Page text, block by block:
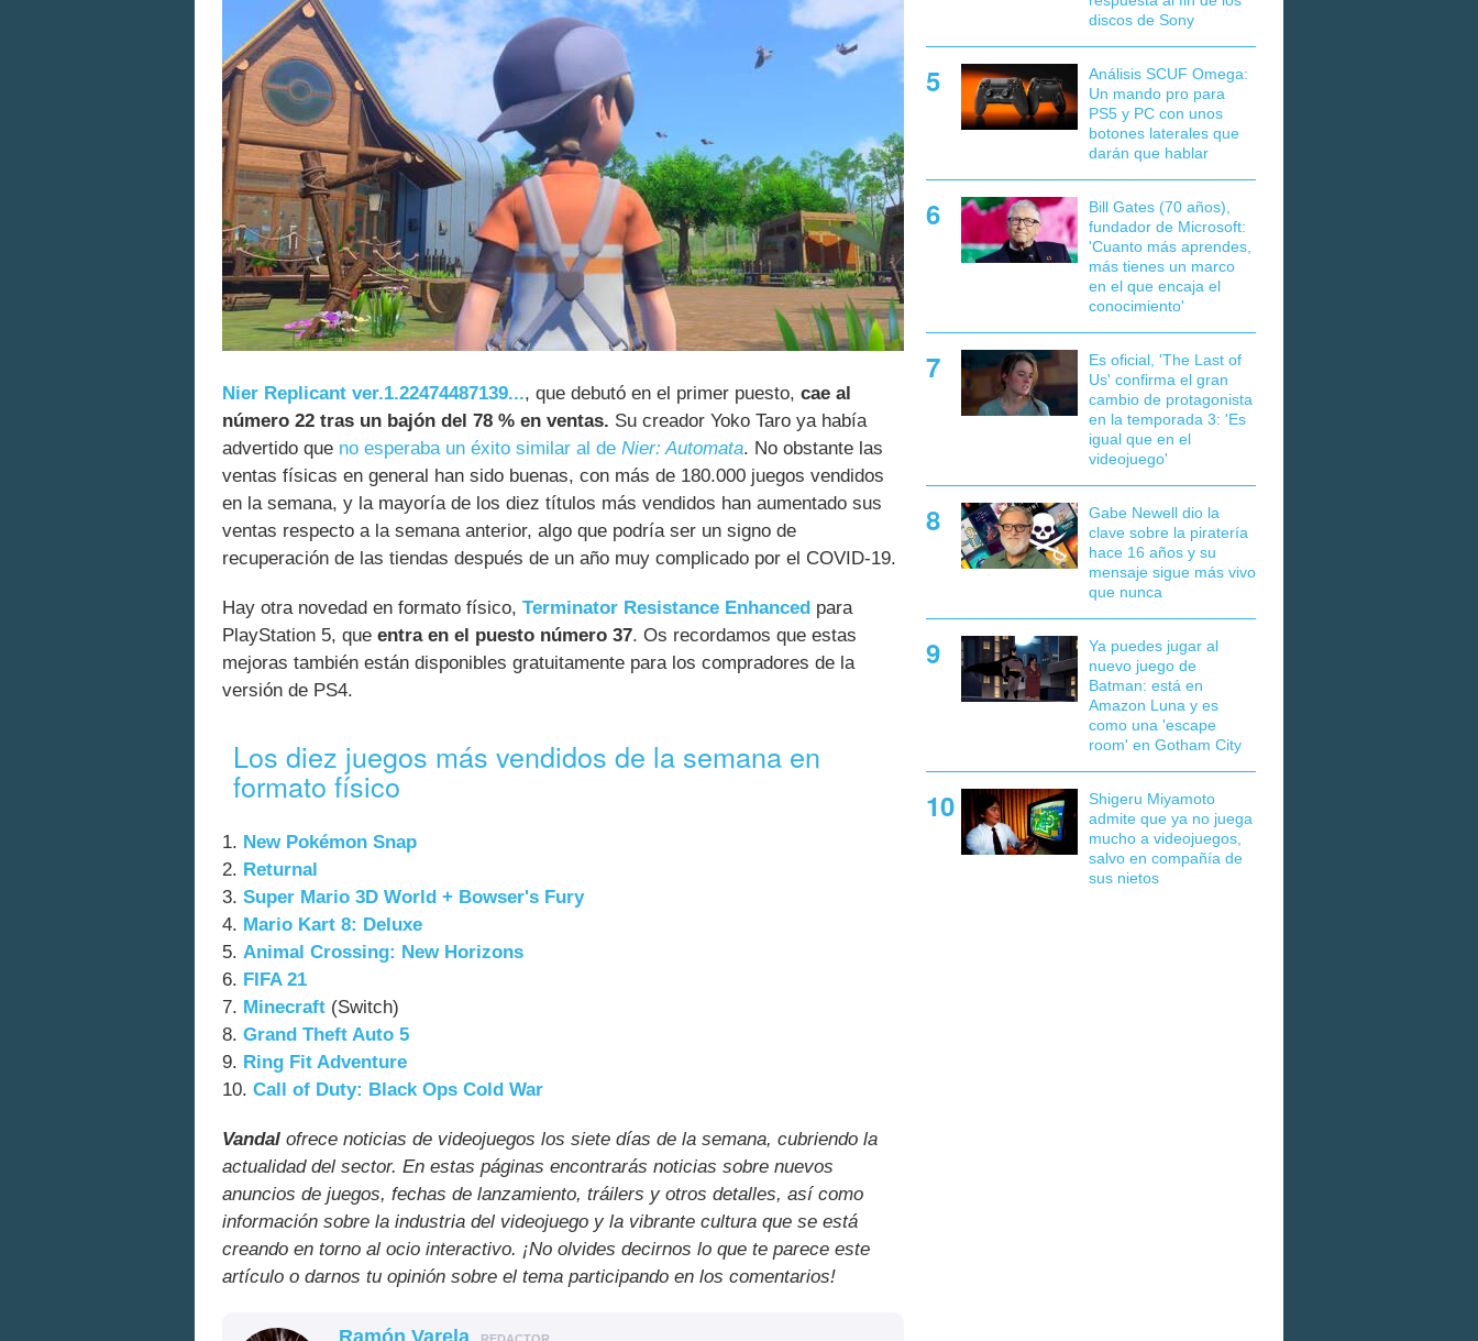
Nier Replicant ver.1.22474487139..., que debutó en el primer puesto, cae al
número 22 tras un bajón del 78 % en ventas. Su creador Yoko Taro ya había
advertido que no esperaba un éxito similar al de Nier: Automata. No obstante las
ventas físicas en general han sido buenas, con más de 180.000 juegos vendidos
en la semana, y la mayoría de los diez títulos más vendidos han aumentado sus
ventas respecto a la semana anterior, algo que podría ser un signo de
recuperación de las tiendas después de un año muy complicado por el COVID-19.
Hay otra novedad en formato físico, Terminator Resistance Enhanced para
PlayStation 5, que entra en el puesto número 37. Os recordamos que estas
mejoras también están disponibles gratuitamente para los compradores de la
versión de PS4.
Los diez juegos más vendidos de la semana en
formato físico
1. New Pokémon Snap
2. Returnal
3. Super Mario 3D World + Bowser's Fury
4. Mario Kart 8: Deluxe
5. Animal Crossing: New Horizons
6. FIFA 21
7. Minecraft (Switch)
8. Grand Theft Auto 5
9. Ring Fit Adventure
10. Call of Duty: Black Ops Cold War
Vandal ofrece noticias de videojuegos los siete días de la semana, cubriendo la
actualidad del sector. En estas páginas encontrarás noticias sobre nuevos
anuncios de juegos, fechas de lanzamiento, tráilers y otros detalles, así como
información sobre la industria del videojuego y la vibrante cultura que se está
creando en torno al ocio interactivo. ¡No olvides decirnos lo que te parece este
artículo o darnos tu opinión sobre el tema participando en los comentarios!
discos de Sony
Análisis SCUF Omega:
Un mando pro para
PS5 y PC con unos
botones laterales que
darán que hablar
Bill Gates (70 años),
fundador de Microsoft:
'Cuanto más aprendes,
más tienes un marco
en el que encaja el
conocimiento'
Es oficial, 'The Last of
Us' confirma el gran
cambio de protagonista
en la temporada 3: 'Es
igual que en el
videojuego'
Gabe Newell dio la
clave sobre la piratería
hace 16 años y su
mensaje sigue más vivo
que nunca
Ya puedes jugar al
nuevo juego de
Batman: está en
Amazon Luna y es
como una 'escape
room' en Gotham City
Shigeru Miyamoto
admite que ya no juega
mucho a videojuegos,
salvo en compañía de
sus nietos